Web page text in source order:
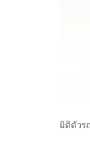
มิติตัวร